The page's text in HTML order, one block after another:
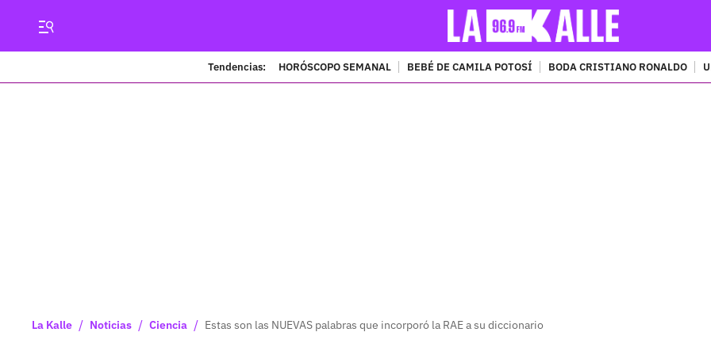
Tendencias: HORÓSCOPO SEMANAL BEBÉ DE CAMILA POTOSÍ BODA CRISTIANO RONALDO
La Kalle / Noticias / Ciencia / Estas son las NUEVAS palabras que incorporó la RAE a su diccionario